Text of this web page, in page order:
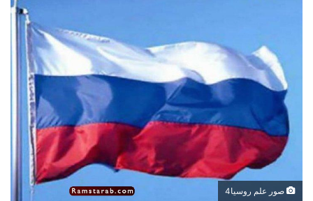
صور علم روسيا4